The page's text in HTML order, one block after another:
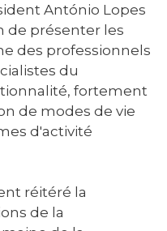
António Lopes
de présenter les
des professionnels
du
fortement
de modes de vie
d'activité
réitéré la
de la